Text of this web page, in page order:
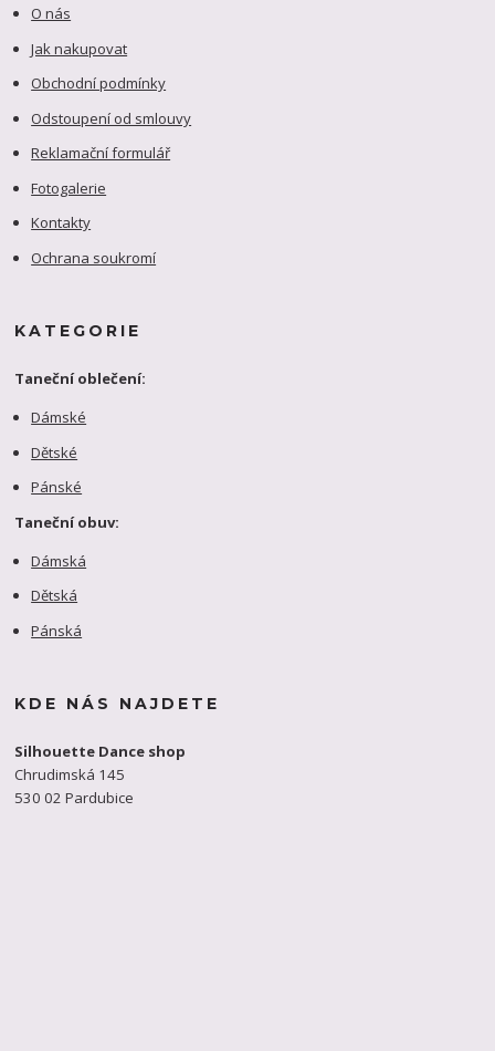
O nás
Jak nakupovat
Obchodní podmínky
Odstoupení od smlouvy
Reklamační formulář
Fotogalerie
Kontakty
Ochrana soukromí
KATEGORIE
Taneční oblečení:
Dámské
Dětské
Pánské
Taneční obuv:
Dámská
Dětská
Pánská
KDE NÁS NAJDETE
Silhouette Dance shop
Chrudimská 145
530 02 Pardubice